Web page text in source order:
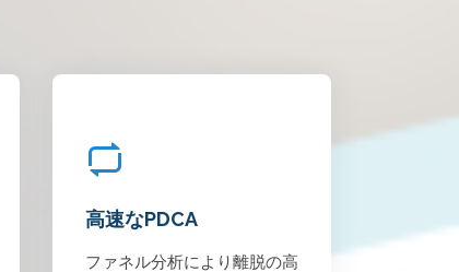
高速なPDCA
ファネル分析により離脱の高